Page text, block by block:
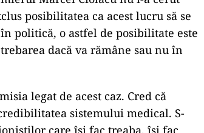
posibilitatea ca acest lucru să se
politică, o astfel de posibilitate este
dacă va rămâne sau nu în
legat de acest caz. Cred că
sistemului medical. S-
care își fac treaba, își fac